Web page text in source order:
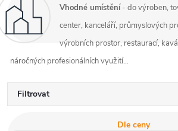
Vhodné umístění- do výroben,
center, kanceláří, průmyslových
výrobních prostor, restaurací,
náročných profesionálních využití...
Filtrovat
Dle ceny